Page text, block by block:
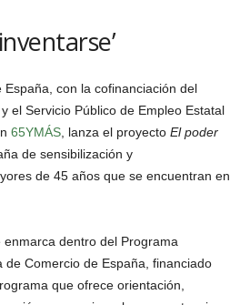
con la cofinanciación del
el Servicio Público de Empleo Estatal
65YMÁS, lanza el proyecto El poder
de sensibilización y
de 45 años que se encuentran en
enmarca dentro del Programa
de Comercio de España, financiado
que ofrece orientación,